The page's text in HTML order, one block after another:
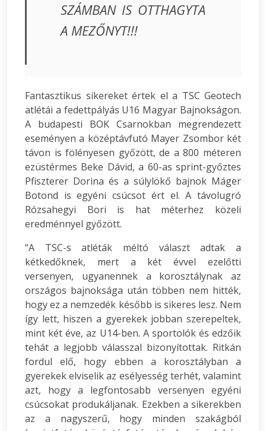
SZÁMBAN IS OTTHAGYTA
A MEZŐNYT!!!
Fantasztikus sikereket értek el a TSC Geotech
atlétái a fedettpályás U16 Magyar Bajnokságon.
A budapesti BOK Csarnokban megrendezett
eseményen a középtávfutó Mayer Zsombor két
távon is fölényesen győzött, de a 800 méteren
ezüstérmes Beke Dávid, a 60-as sprint-győztes
Pfiszterer Dorina és a súlylökő bajnok Máger
Botond is egyéni csúcsot ért el. A távolugró
Rózsahegyi Bori is hat méterhez közeli
eredménnyel győzött.
“A TSC-s atléták méltó választ adtak a
kétkedőknek, mert a két évvel ezelőtti
versenyen, ugyanennek a korosztálynak az
országos bajnoksága után többen nem hitték,
hogy ez a nemzedék később is sikeres lesz. Nem
így lett, hiszen a gyerekek jobban szerepeltek,
mint két éve, az U14-ben. A sportolók és edzőik
tehát a legjobb válasszal bizonyítottak. Ritkán
fordul elő, hogy ebben a korosztályban a
gyerekek elviselik az esélyesség terhét, valamint
azt, hogy a legfontosabb versenyen egyéni
csúcsokat produkáljanak. Ezekben a sikerekben
az a nagyszerű, hogy minden szakágból